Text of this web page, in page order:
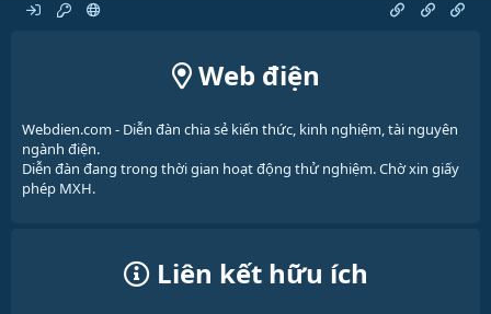
Web điện
Webdien.com - Diễn đàn chia sẻ kiến thức, kinh nghiệm, tài nguyên
ngành điện.
Diễn đàn đang trong thời gian hoạt động thử nghiệm. Chờ xin giấy
phép MXH.
Liên kết hữu ích